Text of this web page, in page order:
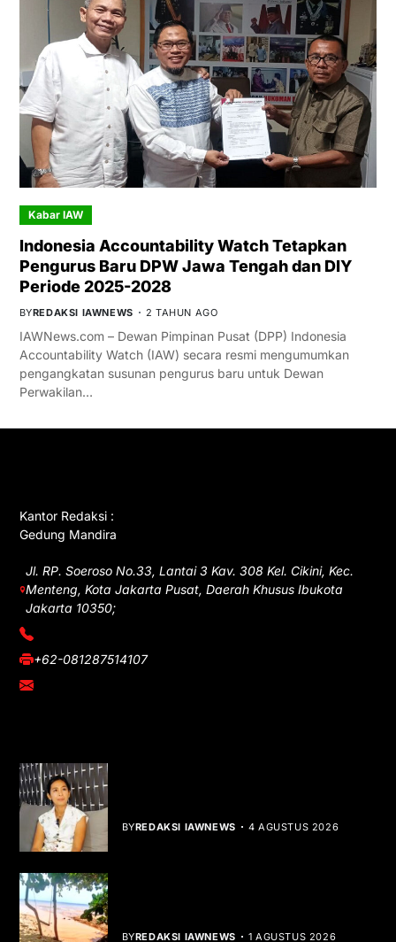
Kabar IAW
Indonesia Accountability Watch Tetapkan
Pengurus Baru DPW Jawa Tengah dan DIY
Periode 2025-2028
BYREDAKSI IAWNEWS 2 TAHUN AGO
IAWNews.com – Dewan Pimpinan Pusat (DPP) Indonesia
Accountability Watch (IAW) secara resmi mengumumkan
pengangkatan susunan pengurus baru untuk Dewan
Perwakilan…
Kantor Redaksi :
Gedung Mandira
Jl. RP. Soeroso No.33, Lantai 3 Kav. 308 Kel. Cikini, Kec.
Menteng, Kota Jakarta Pusat, Daerah Khusus Ibukota
Jakarta 10350;
(021) 3908026
+62-081287514107
adm@iawnews.com
BYREDAKSI IAWNEWS 4 AGUSTUS 2026
BYREDAKSI IAWNEWS 1 AGUSTUS 2026